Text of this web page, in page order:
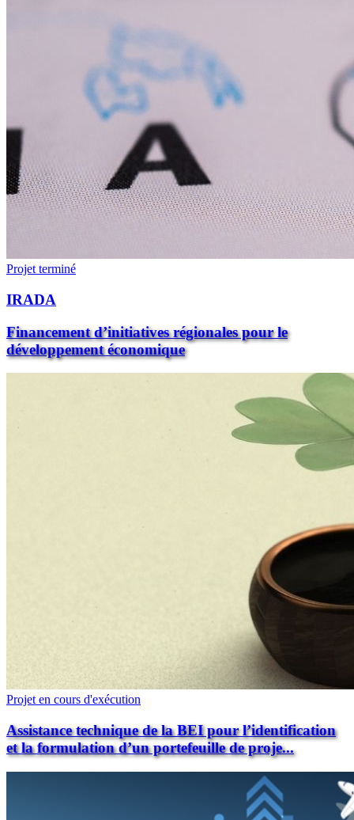
Projet terminé
IRADA
Financement d’initiatives régionales pour le
développement économique
Projet en cours d'exécution
Assistance technique de la BEI pour l’identification
et la formulation d’un portefeuille de proje...